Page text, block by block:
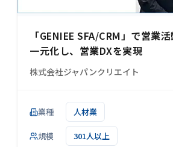
「GENIEE SFA/CRM」で営業
一元化し、営業DXを実現
株式会社ジャパンクリエイト
業種 人材業
規模 301人以上